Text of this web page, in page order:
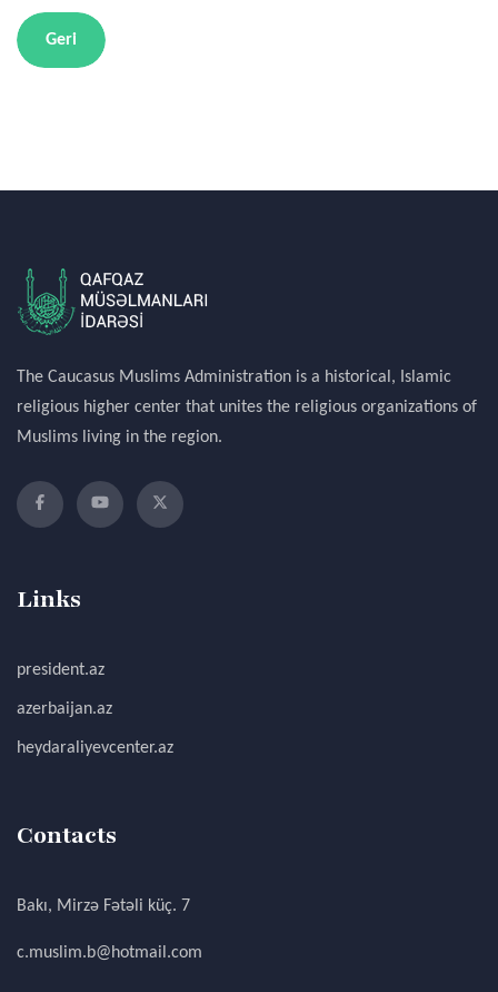
Geri
The Caucasus Muslims Administration is a historical, Islamic
religious higher center that unites the religious organizations of
Muslims living in the region.
Links
president.az
azerbaijan.az
heydaraliyevcenter.az
Contacts
Bakı, Mirzə Fətəli küç. 7
c.muslim.b@hotmail.com